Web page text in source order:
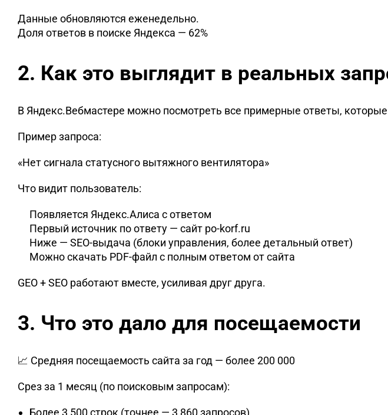
Данные обновляются еженедельно.
Доля ответов в поиске Яндекса — 62%
2. Как это выглядит в реальных
В Яндекс.Вебмастере можно посмотреть все примерные ответы, которые
Пример запроса:
«Нет сигнала статусного вытяжного вентилятора»
Что видит пользователь:
Появляется Яндекс.Алиса с ответом
Первый источник по ответу — сайт po-korf.ru
Ниже — SEO-выдача (блоки управления, более детальный ответ)
Можно скачать PDF‑файл с полным ответом от сайта
GEO + SEO работают вместе, усиливая друг друга.
3. Что это дало для посещаемости
📈 Средняя посещаемость сайта за год — более 200 000
Срез за 1 месяц (по поисковым запросам):
Более 3 500 строк (точнее — 3 860 запросов)